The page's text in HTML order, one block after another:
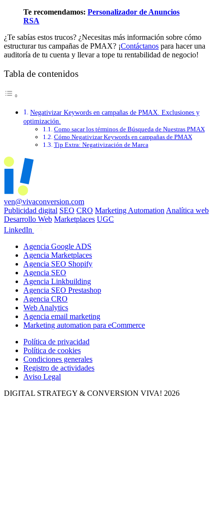
Te recomendamos: Personalizador de Anuncios
RSA
¿Te sabías estos trucos? ¿Necesitas más información sobre cómo
estructurar tus campañas de PMAX? ¡Contáctanos para hacer una
auditoría de tu cuenta y llevar a tope tu rentabilidad de negocio!
Tabla de contenidos
Negativizar Keywords en campañas de PMAX. Exclusiones y
optimización.
Como sacar los términos de Búsqueda de Nuestras PMAX
Cómo Negativizar Keywords en campañas de PMAX
Tip Extra: Negativización de Marca
ven@vivaconversion.com
Publicidad digital SEO CRO Marketing Automation Analítica web
Desarrollo Web Marketplaces UGC
LinkedIn
Agencia Google ADS
Agencia Marketplaces
Agencia SEO Shopify
Agencia SEO
Agencia Linkbuilding
Agencia SEO Prestashop
Agencia CRO
Web Analytics
Agencia email marketing
Marketing automation para eCommerce
Política de privacidad
Política de cookies
Condiciones generales
Registro de actividades
Aviso Legal
DIGITAL STRATEGY & CONVERSION VIVA! 2026